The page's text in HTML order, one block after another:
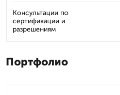
Консультации по
сертификации и
разрешениям
Портфолио